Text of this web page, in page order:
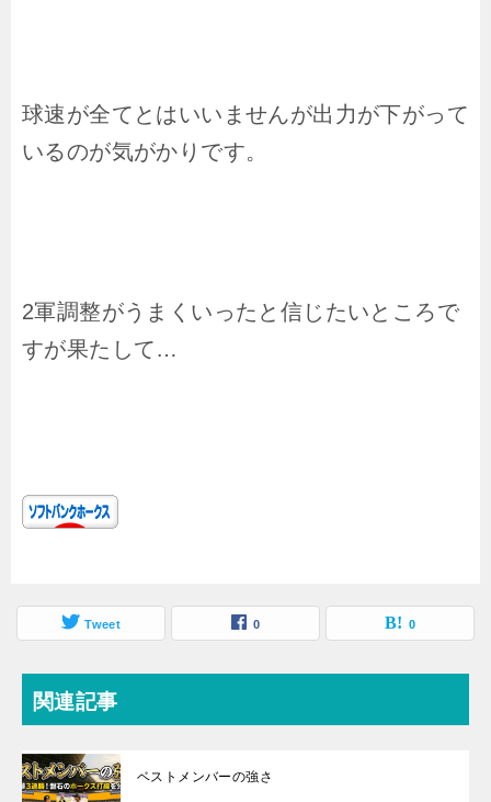
球速が全てとはいいませんが出力が下がって
いるのが気がかりです。
2軍調整がうまくいったと信じたいところで
すが果たして…
Tweet 0 0
関連記事
ベストメンバーの強さ